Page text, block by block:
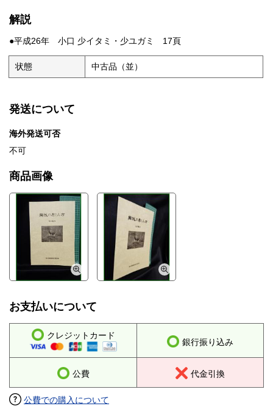
解説
●平成26年 小口 少イタミ・少ユガミ 17頁
状態 中古品（並）
発送について
海外発送可否
不可
商品画像
お支払いについて
クレジットカード
銀行振り込み
公費 代金引換
公費での購入について